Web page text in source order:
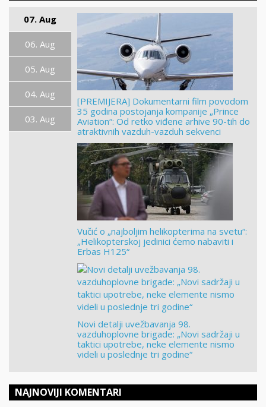
07. Aug
06. Aug
05. Aug
04. Aug
03. Aug
[PREMIJERA] Dokumentarni film povodom
35 godina postojanja kompanije „Prince
Aviation“: Od retko viđene arhive 90-tih do
atraktivnih vazduh-vazduh sekvenci
Vučić o „najboljim helikopterima na svetu“:
„Helikopterskoj jedinici ćemo nabaviti i
Erbas H125“
Novi detalji uvežbavanja 98.
vazduhoplovne brigade: „Novi sadržaji u
taktici upotrebe, neke elemente nismo
videli u poslednje tri godine“
NAJNOVIJI KOMENTARI